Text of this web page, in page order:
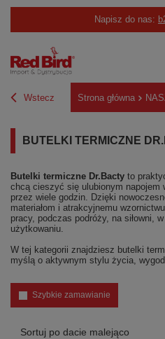
Napisz do nas:
Wstecz Strona główna
BUTELKI TERMICZNE
Butelki termiczne Dr.Bacty to
chcą cieszyć się ulubionym napojem
przez wiele godzin. Dzięki
materiałom i atrakcyjnemu
pracy, podczas podróży, na siłowni,
użytkowaniu.
W tej kategorii znajdziesz butelki
myślą o aktywnym stylu życia,
Szybkie zamawianie
Zmień sortowanie
Sortuj po dacie malejąco